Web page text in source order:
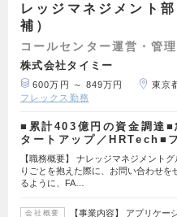
レッジマネジメント
補）
コールセンター運営・管理
株式会社タイミー
600万円 ～ 849万円 東京
フレックス勤務
■累計403億円の資金調達■
タートアップ／HRTech■
【職務概要】 ナレッジマネジメント
りごとを抱えた際に、お問い合わせを
るように、FA…
会社概要
【事業内容】 アプリケー